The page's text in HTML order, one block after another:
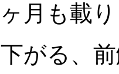
月も載
がる、